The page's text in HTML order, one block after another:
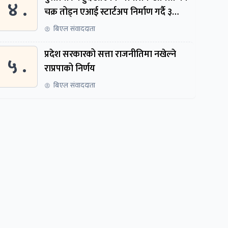
४ .
चक्र तोड्न एआई स्टार्टअप निर्माण गर्दै ३
नेपाली
बिएल संवाददाता
५ .
प्रदेश सरकारको सत्ता राजनीतिमा नखेल्ने
राप्रपाको निर्णय
बिएल संवाददाता